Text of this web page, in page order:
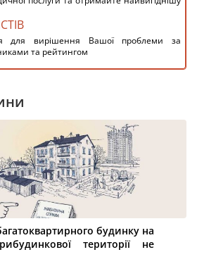
для вирішення Вашої проблеми за
та рейтингом
будинку на
території не